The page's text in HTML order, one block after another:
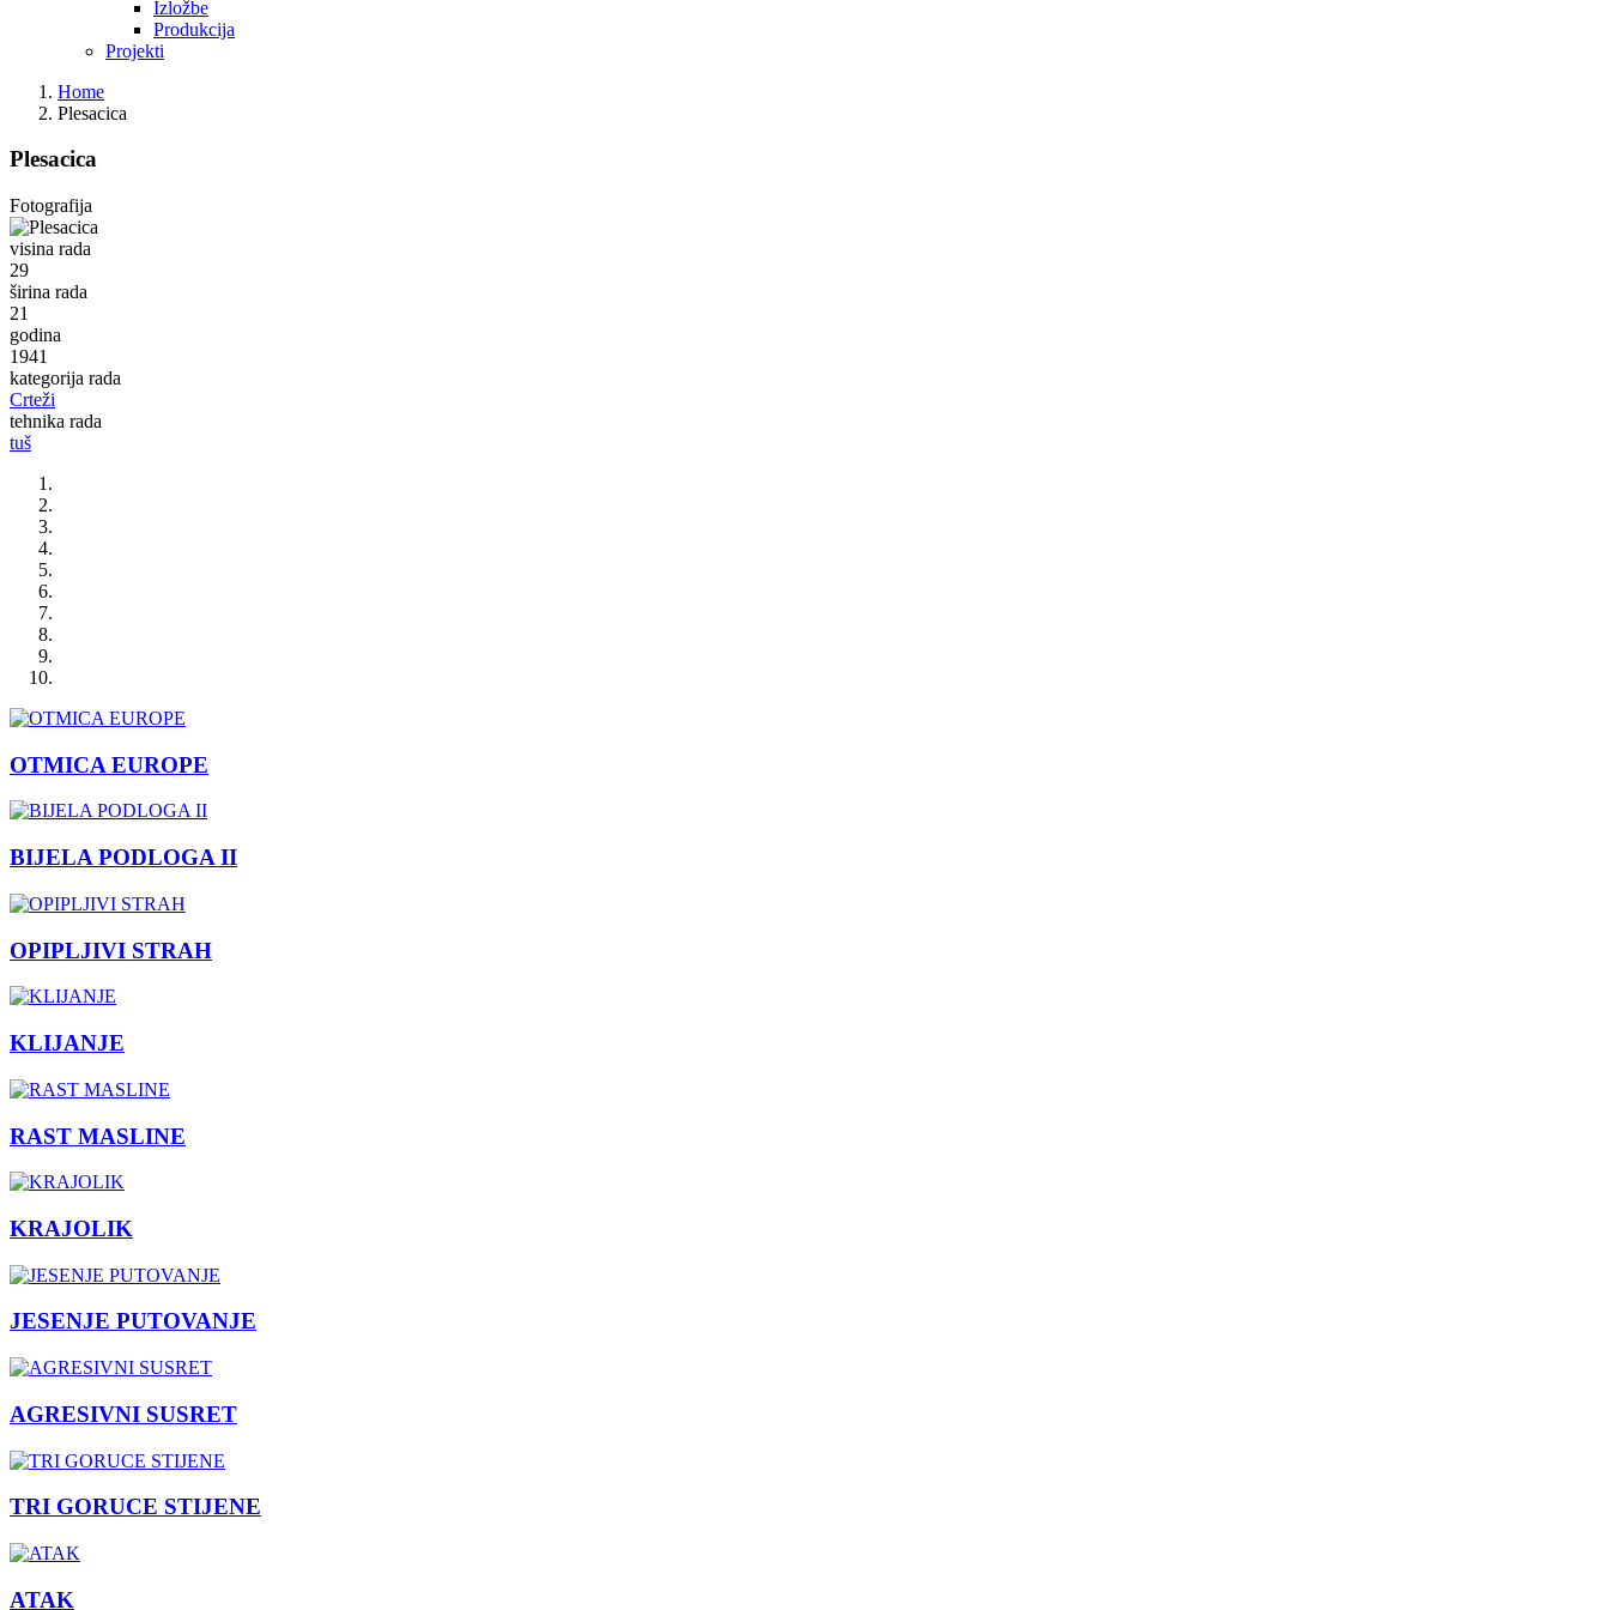
Izložbe
Produkcija
Projekti
Home
Plesacica
Plesacica
Fotografija
visina rada
29
širina rada
21
godina
1941
kategorija rada
Crteži
tehnika rada
tuš
OTMICA EUROPE
BIJELA PODLOGA II
OPIPLJIVI STRAH
KLIJANJE
RAST MASLINE
KRAJOLIK
JESENJE PUTOVANJE
AGRESIVNI SUSRET
TRI GORUCE STIJENE
ATAK